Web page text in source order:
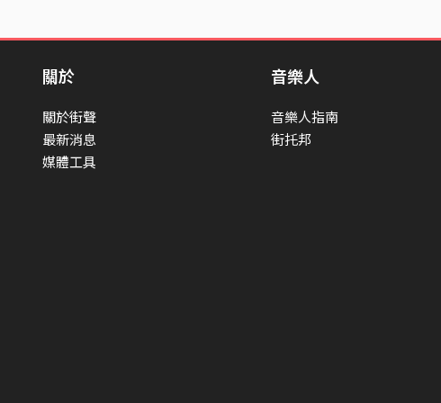
關於
關於街聲
最新消息
媒體工具
音樂人
音樂人指南
街托邦